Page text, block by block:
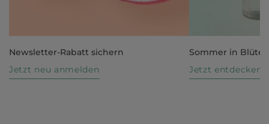
Newsletter-Rabatt sichern
Jetzt neu anmelden
Sommer in Blüte
Jetzt entdecken